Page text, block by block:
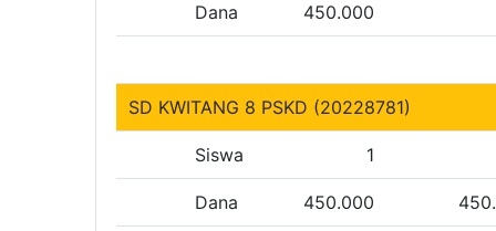
Dana 450.000
SD KWITANG 8 PSKD (20228781)
Siswa 1
Dana 450.000